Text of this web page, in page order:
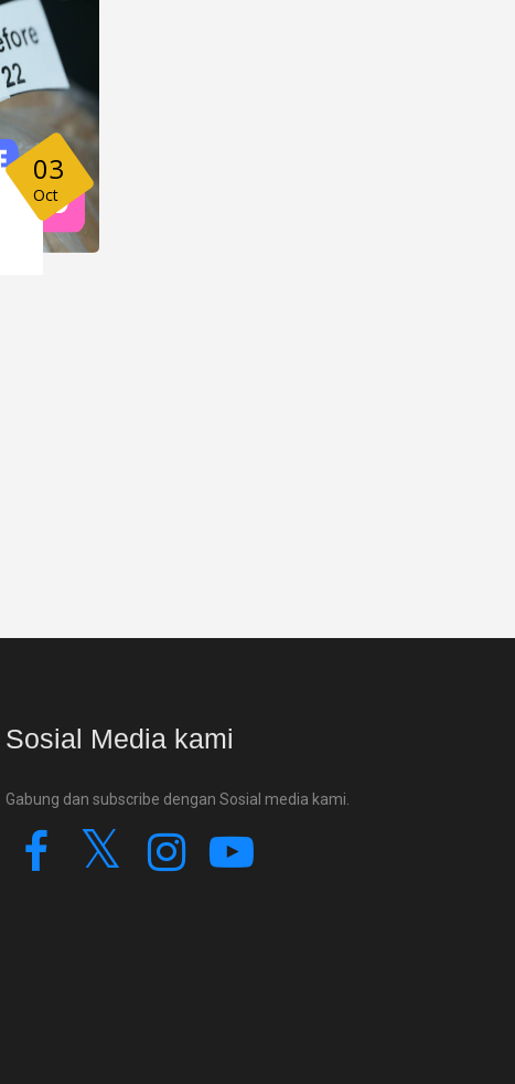
03
Oct
Sosial Media kami
Gabung dan subscribe dengan Sosial media kami.